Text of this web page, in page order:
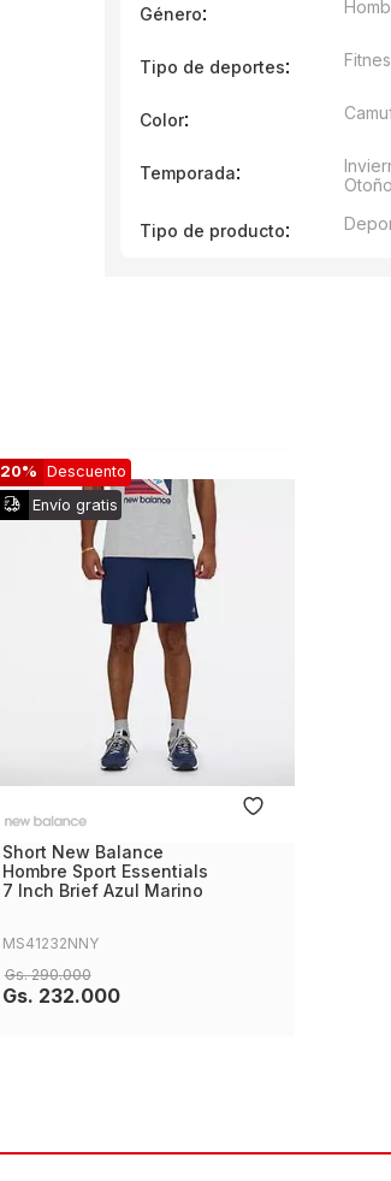
Género:
Tipo de deportes:
Color:
Temporada:
Otoño
Tipo de producto:
20%
Descuento
Envío gratis
Short New Balance
Hombre Sport Essentials
7 Inch Brief Azul Marino
MS41232NNY
Gs. 290.000
Gs. 232.000